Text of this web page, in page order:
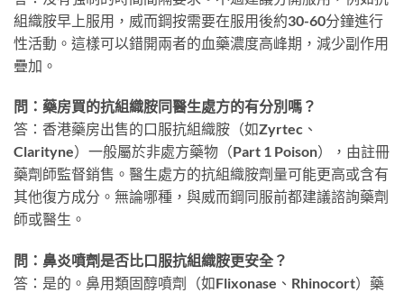
組織胺早上服用，威而鋼按需要在服用後約30-60分鐘進行
性活動。這樣可以錯開兩者的血藥濃度高峰期，減少副作用
疊加。
問：藥房買的抗組織胺同醫生處方的有分別嗎？
答：香港藥房出售的口服抗組織胺（如Zyrtec、
Clarityne）一般屬於非處方藥物（Part 1 Poison），由註冊
藥劑師監督銷售。醫生處方的抗組織胺劑量可能更高或含有
其他復方成分。無論哪種，與威而鋼同服前都建議諮詢藥劑
師或醫生。
問：鼻炎噴劑是否比口服抗組織胺更安全？
答：是的。鼻用類固醇噴劑（如Flixonase、Rhinocort）藥